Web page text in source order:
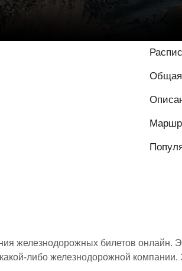
железнодорожных билетов онлайн.
либо железнодорожной